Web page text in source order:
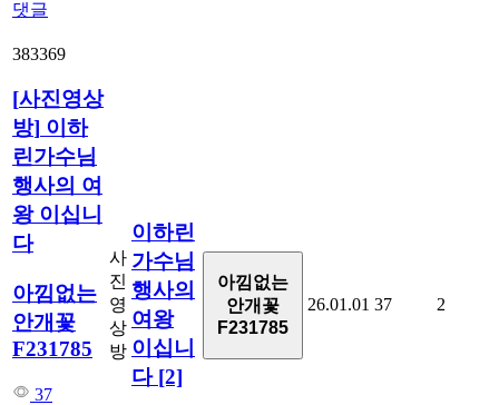
댓글
383369
[사진영상
방] 이하
린가수님
행사의 여
왕 이십니
다
아낌없는
안개꽃
F231785
37
사
진
영
상
방
이하린
가수님
행사의
여왕
이십니
다 [2]
아낌없는
안개꽃
F231785
26.01.01 37 2